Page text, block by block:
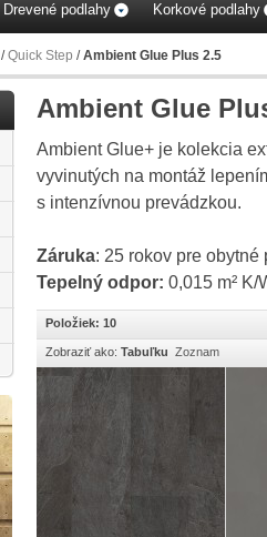
Drevené podlahy Korkové podlahy
/Quick Step /Ambient Glue Plus 2.5
Ambient Glue
Ambient Glue+ je kolekcia
vyvinutých na montáž
s intenzívnou prevádzkou.
Záruka: 25 rokov pre obytné
Tepelný odpor: 0,015 m² K/
Položiek: 10
Zobraziť ako: Tabuľku Zoznam